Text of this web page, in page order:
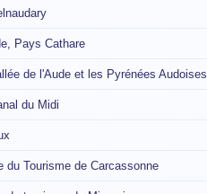
Pays Cathare
de l'Aude et les Pyrénées Audoises
du Midi
du Tourisme de Carcassonne